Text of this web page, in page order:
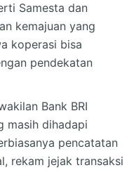
Samesta dan
kemajuan yang
koperasi bisa
pendekatan
Bank BRI
masih dihadapi
pencatatan
rekam jejak transaksi